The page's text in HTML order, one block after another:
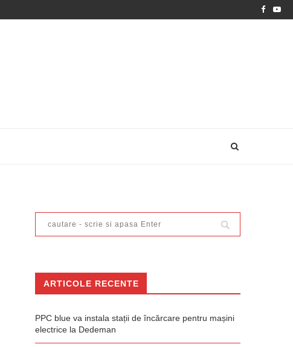
ARTICOLE RECENTE
PPC blue va instala stații de încărcare pentru mașini
electrice la Dedeman